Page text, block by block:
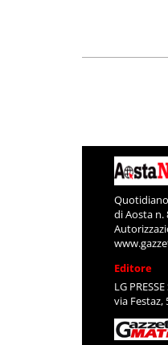
di Aosta n.
Editore
LG PRESSE
via Festaz,